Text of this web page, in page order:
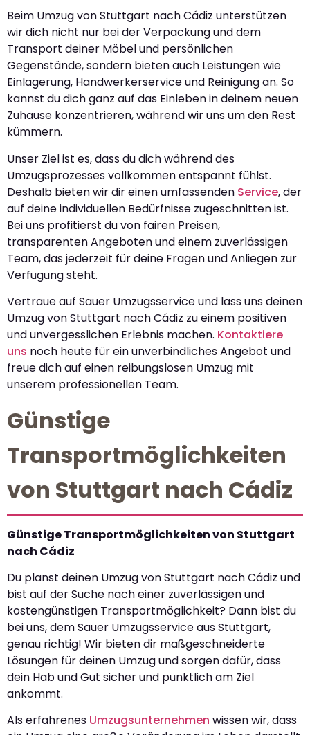
Beim Umzug von Stuttgart nach Cádiz unterstützen
wir dich nicht nur bei der Verpackung und dem
Transport deiner Möbel und persönlichen
Gegenstände, sondern bieten auch Leistungen wie
Einlagerung, Handwerkerservice und Reinigung an. So
kannst du dich ganz auf das Einleben in deinem neuen
Zuhause konzentrieren, während wir uns um den Rest
kümmern.
Unser Ziel ist es, dass du dich während des
Umzugsprozesses vollkommen entspannt fühlst.
Deshalb bieten wir dir einen umfassenden Service, der
auf deine individuellen Bedürfnisse zugeschnitten ist.
Bei uns profitierst du von fairen Preisen,
transparenten Angeboten und einem zuverlässigen
Team, das jederzeit für deine Fragen und Anliegen zur
Verfügung steht.
Vertraue auf Sauer Umzugsservice und lass uns deinen
Umzug von Stuttgart nach Cádiz zu einem positiven
und unvergesslichen Erlebnis machen. Kontaktiere
uns noch heute für ein unverbindliches Angebot und
freue dich auf einen reibungslosen Umzug mit
unserem professionellen Team.
Günstige
Transportmöglichkeiten
von Stuttgart nach Cádiz
Günstige Transportmöglichkeiten von Stuttgart
nach Cádiz
Du planst deinen Umzug von Stuttgart nach Cádiz und
bist auf der Suche nach einer zuverlässigen und
kostengünstigen Transportmöglichkeit? Dann bist du
bei uns, dem Sauer Umzugsservice aus Stuttgart,
genau richtig! Wir bieten dir maßgeschneiderte
Lösungen für deinen Umzug und sorgen dafür, dass
dein Hab und Gut sicher und pünktlich am Ziel
ankommt.
Als erfahrenes Umzugsunternehmen wissen wir, dass